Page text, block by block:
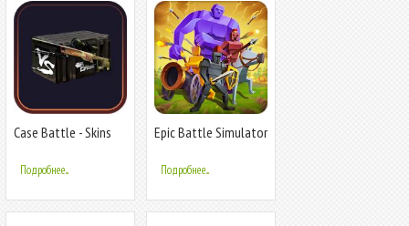
Case Battle - Skins
Подробнее...
Epic Battle Simulator
Подробнее...